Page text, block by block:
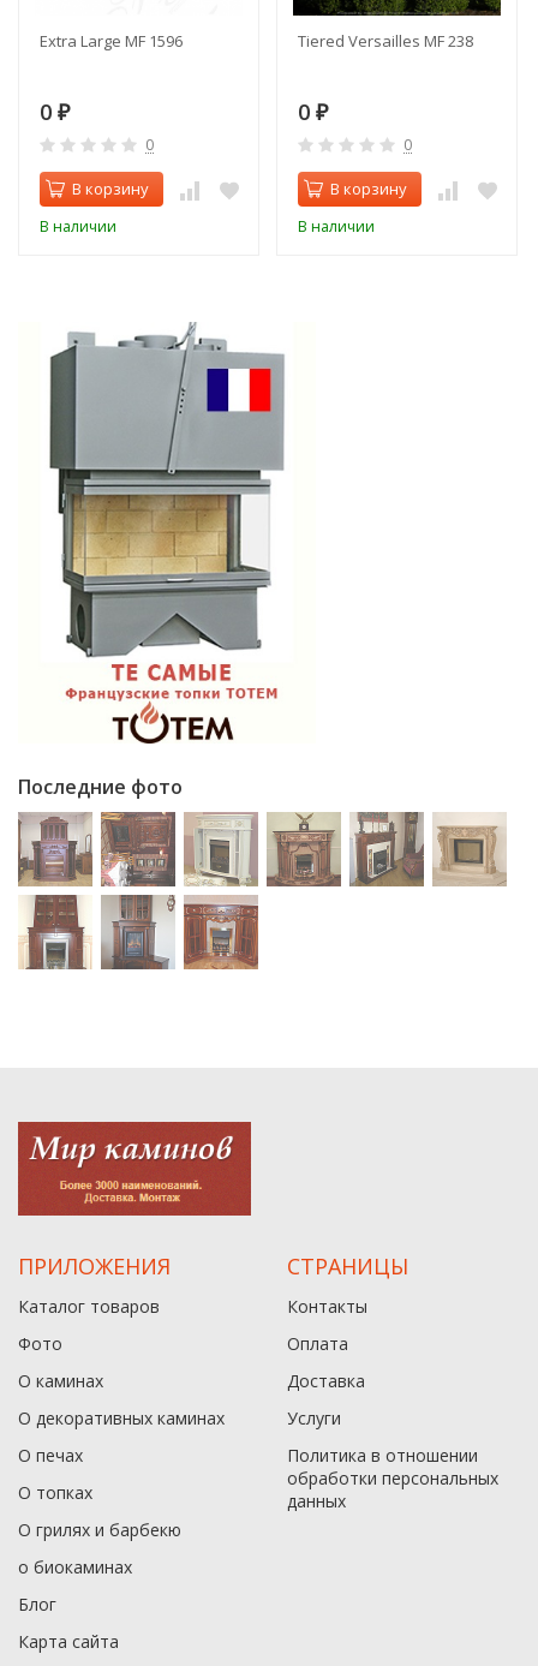
Extra Large MF 1596
0 ₽
0
В корзину
В наличии
Tiered Versailles MF 238
0 ₽
0
В корзину
В наличии
Последние фото
ПРИЛОЖЕНИЯ
Каталог товаров
Фото
О каминах
О декоративных каминах
О печах
О топках
О грилях и барбекю
о биокаминах
Блог
Карта сайта
СТРАНИЦЫ
Контакты
Оплата
Доставка
Услуги
Политика в отношении
обработки персональных
данныx